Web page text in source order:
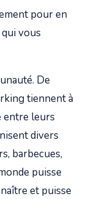
pour en
vous
De
tiennent à
entre leurs
divers
barbecues,
puisse
et puisse